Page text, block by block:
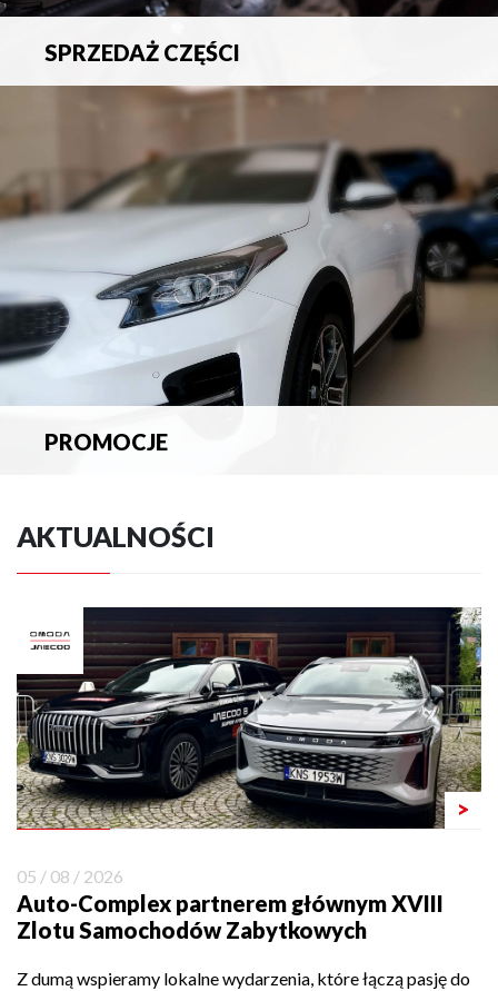
SPRZEDAŻ CZĘŚCI
Sprzedaż oryginalnych części samochodowych oraz
PROMOCJE
AKTUALNOŚCI
>
05 / 08 / 2026
Auto-Complex partnerem głównym XVIII
Zlotu Samochodów Zabytkowych
Z dumą wspieramy lokalne wydarzenia, które łączą pasję do